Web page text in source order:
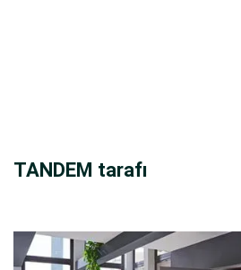
TANDEM tarafı